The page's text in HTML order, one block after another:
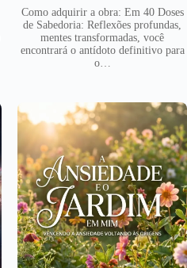
Como adquirir a obra: Em 40 Doses
de Sabedoria: Reflexões profundas,
mentes transformadas, você
encontrará o antídoto definitivo para
o…